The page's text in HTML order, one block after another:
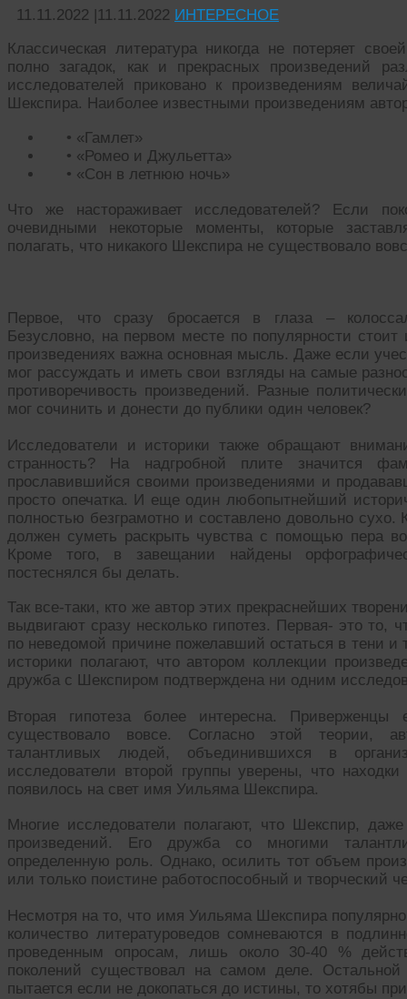
11.11.2022 |11.11.2022 ИНТЕРЕСНОЕ
Классическая литература никогда не потеряет
полно загадок, как и прекрасных произведений
исследователей приковано к произведениям
Шекспира. Наиболее известными произведениям
• «Гамлет»
• «Ромео и Джульетта»
• «Сон в летнюю ночь»
Что же настораживает исследователей? Если
очевидными некоторые моменты, которые
полагать, что никакого Шекспира не существовало
Первое, что сразу бросается в глаза –
Безусловно, на первом месте по популярности
произведениях важна основная мысль. Даже если
мог рассуждать и иметь свои взгляды на самые
противоречивость произведений. Разные
мог сочинить и донести до публики один человек?
Исследователи и историки также обращают
странность? На надгробной плите значится
прославившийся своими произведениями и
просто опечатка. И еще один любопытнейший
полностью безграмотно и составлено довольно
должен суметь раскрыть чувства с помощью пера
Кроме того, в завещании найдены
постеснялся бы делать.
Так все-таки, кто же автор этих прекраснейших
выдвигают сразу несколько гипотез. Первая- это то,
по неведомой причине пожелавший остаться в тени
историки полагают, что автором коллекции
дружба с Шекспиром подтверждена ни одним
Вторая гипотеза более интересна.
существовало вовсе. Согласно этой теории,
талантливых людей, объединившихся в
исследователи второй группы уверены, что
появилось на свет имя Уильяма Шекспира.
Многие исследователи полагают, что Шекспир,
произведений. Его дружба со многими
определенную роль. Однако, осилить тот объем
или только поистине работоспособный и творческий
Несмотря на то, что имя Уильяма Шекспира
количество литературоведов сомневаются в
проведенным опросам, лишь около 30-40 %
поколений существовал на самом деле.
пытается если не докопаться до истины, то хотябы